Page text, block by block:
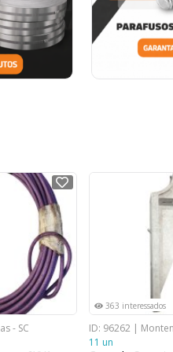
- SC
363 interessados
ID: 96262 |
11 un